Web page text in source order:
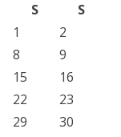
S
S
1
2
8
9
15
16
22
23
29
30